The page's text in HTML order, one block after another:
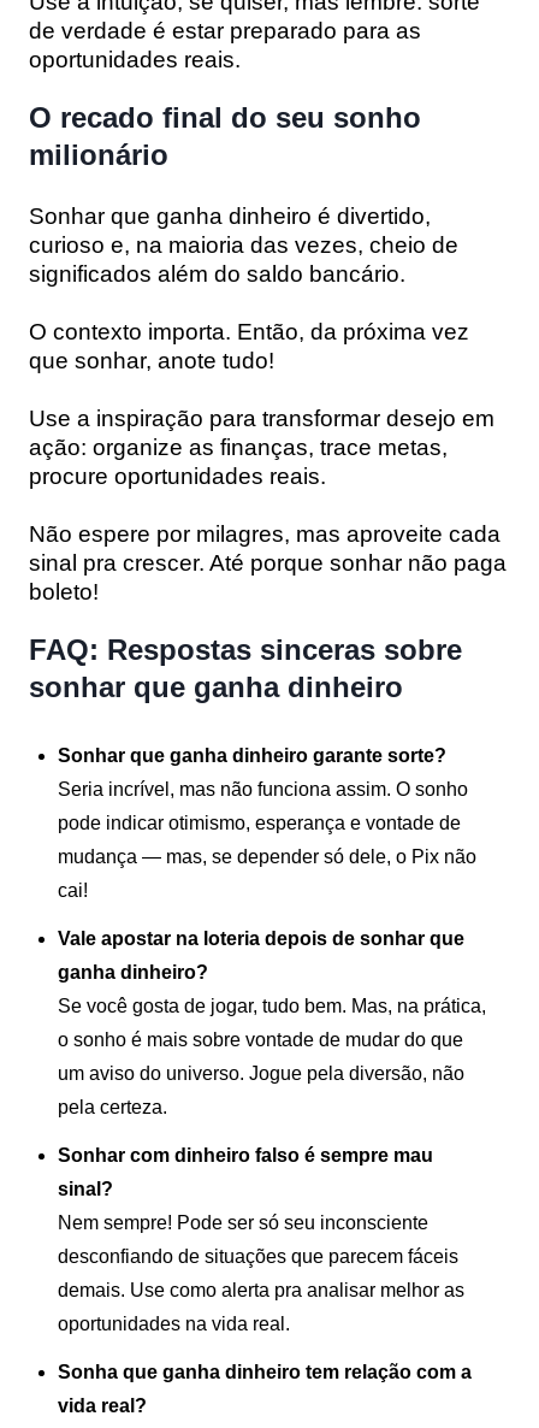
de verdade é estar preparado para as
oportunidades reais.
O recado final do seu sonho
milionário
Sonhar que ganha dinheiro é divertido,
curioso e, na maioria das vezes, cheio de
significados além do saldo bancário.
O contexto importa. Então, da próxima vez
que sonhar, anote tudo!
Use a inspiração para transformar desejo em
ação: organize as finanças, trace metas,
procure oportunidades reais.
Não espere por milagres, mas aproveite cada
sinal pra crescer. Até porque sonhar não paga
boleto!
FAQ: Respostas sinceras sobre
sonhar que ganha dinheiro
Sonhar que ganha dinheiro garante sorte?
Seria incrível, mas não funciona assim. O sonho
pode indicar otimismo, esperança e vontade de
mudança — mas, se depender só dele, o Pix não
cai!
Vale apostar na loteria depois de sonhar que
ganha dinheiro?
Se você gosta de jogar, tudo bem. Mas, na prática,
o sonho é mais sobre vontade de mudar do que
um aviso do universo. Jogue pela diversão, não
pela certeza.
Sonhar com dinheiro falso é sempre mau
sinal?
Nem sempre! Pode ser só seu inconsciente
desconfiando de situações que parecem fáceis
demais. Use como alerta pra analisar melhor as
oportunidades na vida real.
Sonha que ganha dinheiro tem relação com a
vida real?